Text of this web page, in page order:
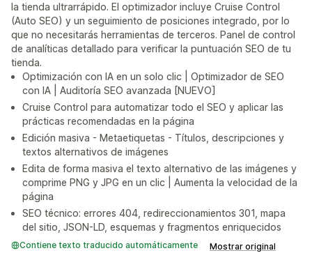
la tienda ultrarrápido. El optimizador incluye Cruise Control
(Auto SEO) y un seguimiento de posiciones integrado, por lo
que no necesitarás herramientas de terceros. Panel de control
de analíticas detallado para verificar la puntuación SEO de tu
tienda.
Optimización con IA en un solo clic | Optimizador de SEO
con IA | Auditoría SEO avanzada [NUEVO]
Cruise Control para automatizar todo el SEO y aplicar las
prácticas recomendadas en la página
Edición masiva - Metaetiquetas - Títulos, descripciones y
textos alternativos de imágenes
Edita de forma masiva el texto alternativo de las imágenes y
comprime PNG y JPG en un clic | Aumenta la velocidad de la
página
SEO técnico: errores 404, redireccionamientos 301, mapa
del sitio, JSON-LD, esquemas y fragmentos enriquecidos
Contiene texto traducido automáticamente Mostrar original